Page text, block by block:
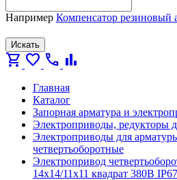
Например Компенсатор
Искать
shopping_cart favorite call bar_chart
Главная
Каталог
Запорная арматура и
Электроприводы, редукторы
Электроприводы для
четвертьоборотные
Электропривод
14х14/11х11 квадрат 380В